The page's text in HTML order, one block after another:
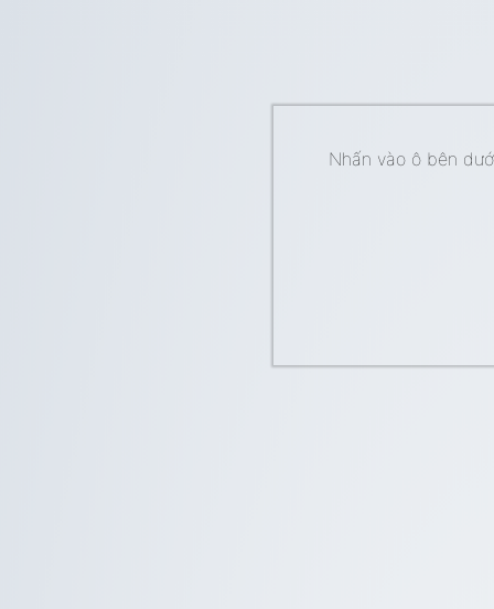
Nhấn vào ô bên